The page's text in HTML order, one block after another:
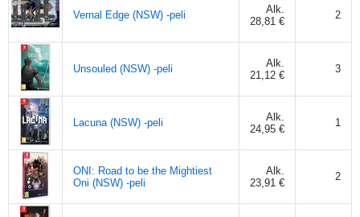
Vernal Edge (NSW) -peli
Alk.
28,81 €
2
Unsouled (NSW) -peli
Alk.
21,12 €
3
Lacuna (NSW) -peli
Alk.
24,95 €
1
ONI: Road to be the Mightiest
Oni (NSW) -peli
Alk.
23,91 €
2